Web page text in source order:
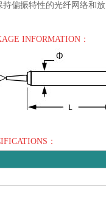
偏振特性的光纤网络和
INFORMATION：
：